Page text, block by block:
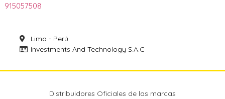
915057508
Lima - Perú
Investments And Technology S.A.C
Distribuidores Oficiales de las marcas